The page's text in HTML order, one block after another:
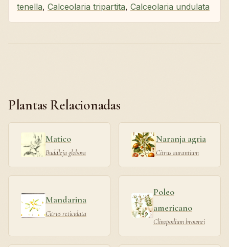
tenella, Calceolaria tripartita, Calceolaria undulata
Plantas Relacionadas
Matico
Buddleja globosa
Naranja agria
Citrus aurantium
Mandarina
Citrus reticulata
Poleo
americano
Clinopodium brownei